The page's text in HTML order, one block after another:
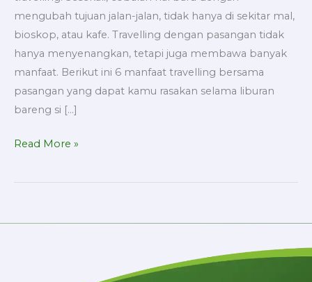
mengubah tujuan jalan-jalan, tidak hanya di sekitar mal,
bioskop, atau kafe. Travelling dengan pasangan tidak
hanya menyenangkan, tetapi juga membawa banyak
manfaat. Berikut ini 6 manfaat travelling bersama
pasangan yang dapat kamu rasakan selama liburan
bareng si […]
Read More »